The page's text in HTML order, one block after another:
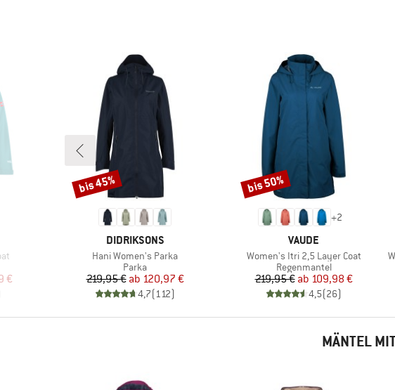
Preis
€
MARKE
DIDRIKSONS
Artikel
Hani Women's Parka
Produktgruppe
Parka
Preis
219,95 € reduzierter Preis
ab 120,97 €
4,7(112)
Rabatt
bis 45%
+2
MARKE
VAUDE
Artikel
Women's Itri 2,5 Layer Coat
Produktgruppe
Regenmantel
Preis
219,95 € reduzierter Preis
ab 109,98 €
4,5(26)
Rabatt
bis 50%
MÄNTEL